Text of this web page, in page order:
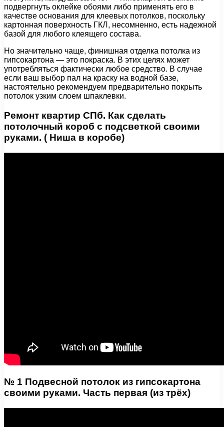
подвергнуть оклейке обоями либо применять его в
качестве основания для клеевых потолков, поскольку
картонная поверхность ГКЛ, несомненно, есть надежной
базой для любого клеящего состава.
Но значительно чаще, финишная отделка потолка из
гипсокартона — это покраска. В этих целях может
употребляться фактически любое средство. В случае
если ваш выбор пал на краску на водной базе,
настоятельно рекомендуем предварительно покрыть
потолок узким слоем шпаклевки.
Ремонт квартир СПб. Как сделать
потолочный короб с подсветкой своими
руками. ( Ниша в коробе)
№ 1 Подвесной потолок из гипсокартона
своими руками. Часть первая (из трёх)